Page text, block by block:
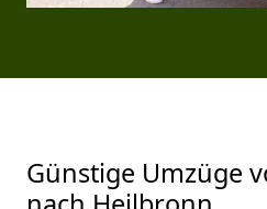
Günstige Umzüge